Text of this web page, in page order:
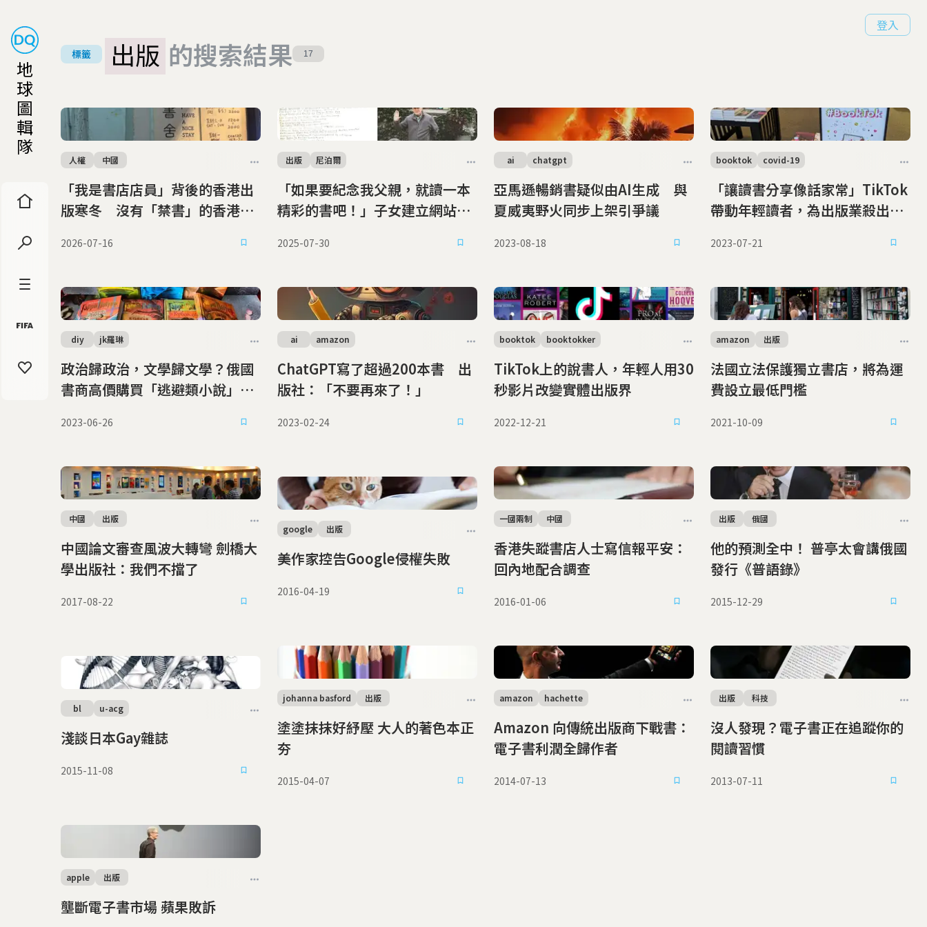
地
球
圖
輯
隊
登入
標籤 出版 的搜索結果 17
「我是書店店員」背後的香港出
版寒冬 沒有「禁書」的香港書
人權 中國
2026-07-16
「如果要紀念我父親，就讀一本
精彩的書吧！」子女建立網站分
出版 尼泊爾
2025-07-30
亞馬遜暢銷書疑似由AI生成 與
夏威夷野火同步上架引爭議
ai chatgpt
2023-08-18
「讓讀書分享像話家常」TikTok
帶動年輕讀者，為出版業殺出新
booktok covid-19
2023-07-21
政治歸政治，文學歸文學？俄國
書商高價購買「逃避類小說」
diy jk羅琳
2023-06-26
ChatGPT寫了超過200本書 出
版社：「不要再來了！」
ai amazon
2023-02-24
TikTok上的說書人，年輕人用30
秒影片改變實體出版界
booktok booktokker
2022-12-21
法國立法保護獨立書店，將為運
費設立最低門檻
amazon 出版
2021-10-09
中國論文審查風波大轉彎 劍橋大
學出版社：我們不擋了
中國 出版
2017-08-22
美作家控告Google侵權失敗
google 出版
2016-04-19
香港失蹤書店人士寫信報平安：
回內地配合調查
一國兩制 中國
2016-01-06
他的預測全中！ 普亭太會講俄國
發行《普語錄》
出版 俄國
2015-12-29
淺談日本Gay雜誌
bl u-acg
2015-11-08
塗塗抹抹好紓壓 大人的著色本正
夯
johanna basford 出版
2015-04-07
Amazon 向傳統出版商下戰書：
電子書利潤全歸作者
amazon hachette
2014-07-13
沒人發現？電子書正在追蹤你的
閱讀習慣
出版 科技
2013-07-11
壟斷電子書市場 蘋果敗訴
apple 出版